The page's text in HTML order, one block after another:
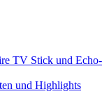
TV Stick und Echo-
und Highlights